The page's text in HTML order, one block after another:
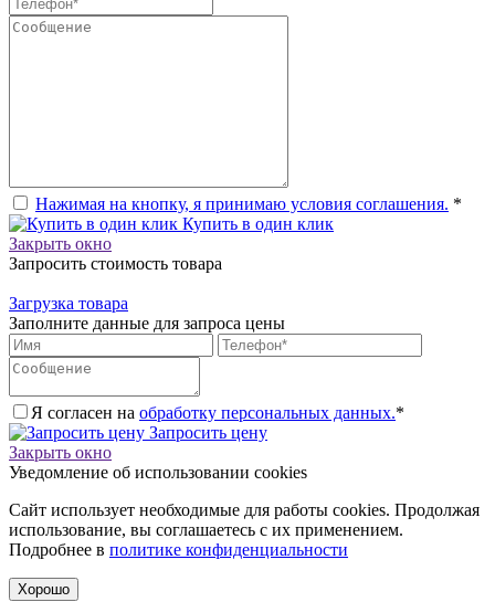
Нажимая на кнопку, я принимаю условия соглашения. *
Купить в один клик
Закрыть окно
Запросить стоимость товара
Загрузка товара
Заполните данные для запроса цены
Я согласен на обработку персональных данных.*
Запросить цену
Закрыть окно
Уведомление об использовании cookies
Сайт использует необходимые для работы cookies. Продолжая
использование, вы соглашаетесь с их применением.
Подробнее в политике конфиденциальности
Хорошо